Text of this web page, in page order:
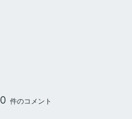
0 件のコメント